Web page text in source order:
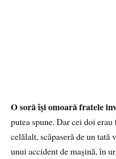
O soră îşi omoară fratele
putea spune. Dar cei doi
celălalt, scăpaseră de un
unui accident de maşină, în